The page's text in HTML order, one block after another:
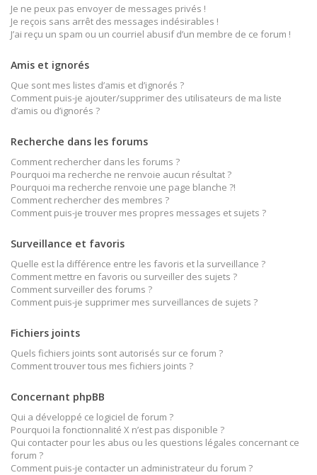
Je ne peux pas envoyer de messages privés !
Je reçois sans arrêt des messages indésirables !
J’ai reçu un spam ou un courriel abusif d’un membre de ce forum !
Amis et ignorés
Que sont mes listes d’amis et d’ignorés ?
Comment puis-je ajouter/supprimer des utilisateurs de ma liste
d’amis ou d’ignorés ?
Recherche dans les forums
Comment rechercher dans les forums ?
Pourquoi ma recherche ne renvoie aucun résultat ?
Pourquoi ma recherche renvoie une page blanche ?!
Comment rechercher des membres ?
Comment puis-je trouver mes propres messages et sujets ?
Surveillance et favoris
Quelle est la différence entre les favoris et la surveillance ?
Comment mettre en favoris ou surveiller des sujets ?
Comment surveiller des forums ?
Comment puis-je supprimer mes surveillances de sujets ?
Fichiers joints
Quels fichiers joints sont autorisés sur ce forum ?
Comment trouver tous mes fichiers joints ?
Concernant phpBB
Qui a développé ce logiciel de forum ?
Pourquoi la fonctionnalité X n’est pas disponible ?
Qui contacter pour les abus ou les questions légales concernant ce
forum ?
Comment puis-je contacter un administrateur du forum ?